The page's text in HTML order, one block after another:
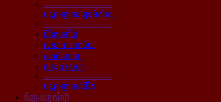
----------------------------
បណ្ដុំអត្ថបទវប្បធម៌សិល្បៈ
----------------------------
ជីវិតប្រចាំថ្ងៃ
សុខភាព អនាម័យ
សោភ័ណភាព
បេះដូង ស្នេហា
----------------------------
បណ្ដុំអត្ថបទពីជីវិត
កីឡា-បច្ចេកវិទ្យា